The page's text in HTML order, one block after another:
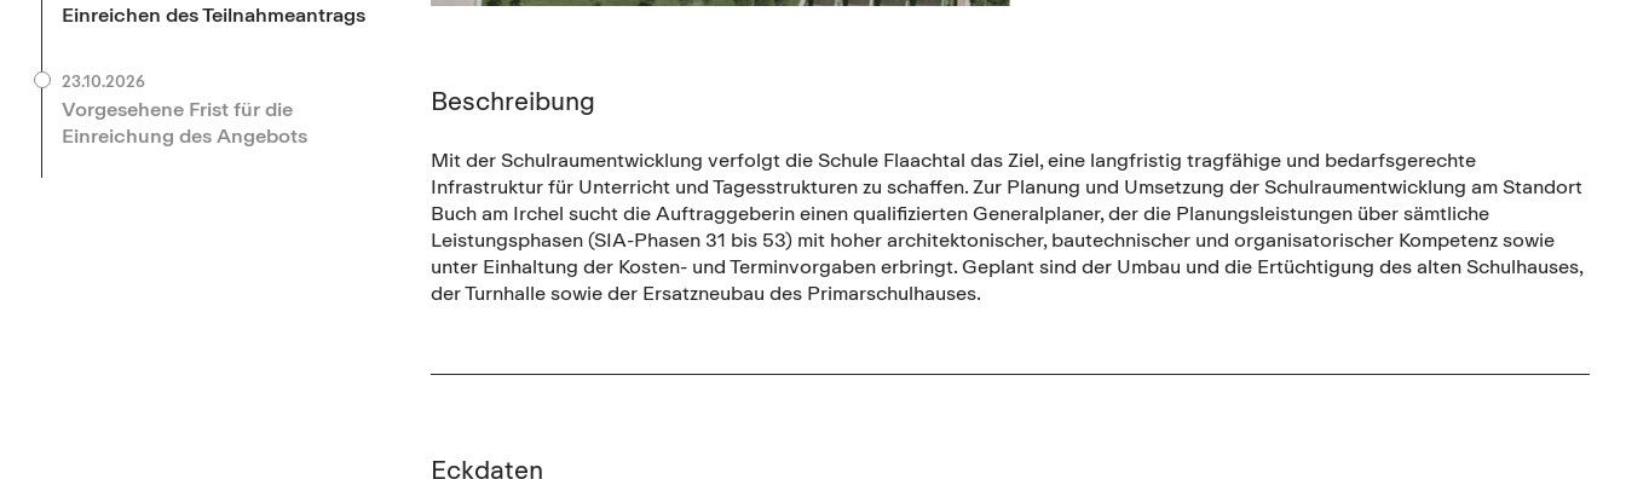
Einreichen des Teilnahmeantrags
23.10.2026
Vorgesehene Frist für die
Einreichung des Angebots
Beschreibung
Mit der Schulraumentwicklung verfolgt die Schule Flaachtal das Ziel, eine langfristig tragfähige und bedarfsgerechte
Infrastruktur für Unterricht und Tagesstrukturen zu schaffen. Zur Planung und Umsetzung der Schulraumentwicklung am Standort
Buch am Irchel sucht die Auftraggeberin einen qualifizierten Generalplaner, der die Planungsleistungen über sämtliche
Leistungsphasen (SIA-Phasen 31 bis 53) mit hoher architektonischer, bautechnischer und organisatorischer Kompetenz sowie
unter Einhaltung der Kosten- und Terminvorgaben erbringt. Geplant sind der Umbau und die Ertüchtigung des alten Schulhauses,
der Turnhalle sowie der Ersatzneubau des Primarschulhauses.
Eckdaten